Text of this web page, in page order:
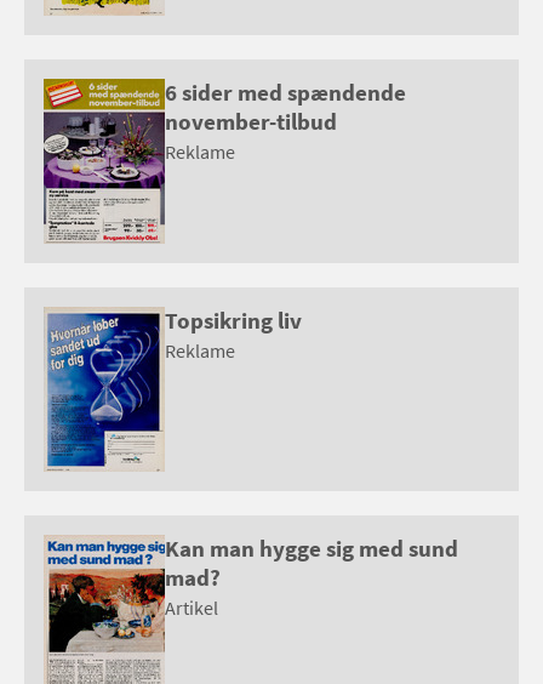
6 sider med spændende
november-tilbud
Reklame
Topsikring liv
Reklame
Kan man hygge sig med sund
mad?
Artikel